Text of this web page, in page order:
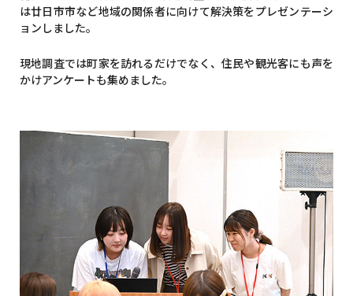
は廿日市市など地域の関係者に向けて解決策をプレゼンテーシ
ョンしました。
現地調査では町家を訪れるだけでなく、住民や観光客にも声を
かけアンケートも集めました。